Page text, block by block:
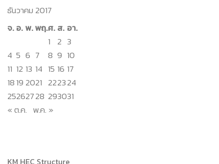
ธันวาคม 2017
จ.อ.พ.พฤ.ศ.ส. อา.
1
2 3
4 5 6 7 8 9 10
11 12 13 14 15 16 17
1819 2021 222324
25262728 293031
« ต.ค. พ.ค. »
KM HEC Structure